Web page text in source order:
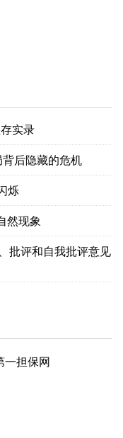
实录
后隐藏的危机
烁
然现象
批评和自我批评意见
一担保网